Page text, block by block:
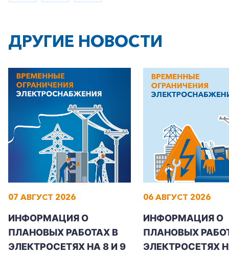
ДРУГИЕ НОВОСТИ
07 АВГУСТ 2026
ИНФОРМАЦИЯ О
ПЛАНОВЫХ РАБОТАХ В
ЭЛЕКТРОСЕТЯХ НА 8 И 9
06 АВГУСТ 2026
ИНФОРМАЦИЯ О
ПЛАНОВЫХ
ЭЛЕКТРОСЕТЯХ